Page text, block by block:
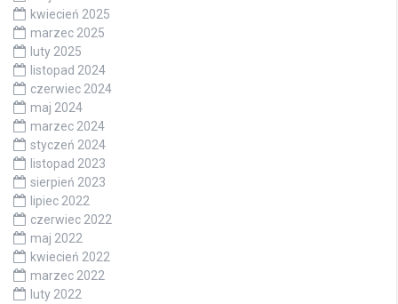
kwiecień 2025
marzec 2025
luty 2025
listopad 2024
czerwiec 2024
maj 2024
marzec 2024
styczeń 2024
listopad 2023
sierpień 2023
lipiec 2022
czerwiec 2022
maj 2022
kwiecień 2022
marzec 2022
luty 2022